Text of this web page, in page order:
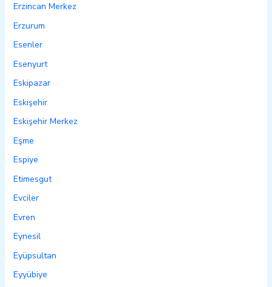
Erzincan Merkez
Erzurum
Esenler
Esenyurt
Eskipazar
Eskişehir
Eskişehir Merkez
Eşme
Espiye
Etimesgut
Evciler
Evren
Eynesil
Eyüpsultan
Eyyübiye